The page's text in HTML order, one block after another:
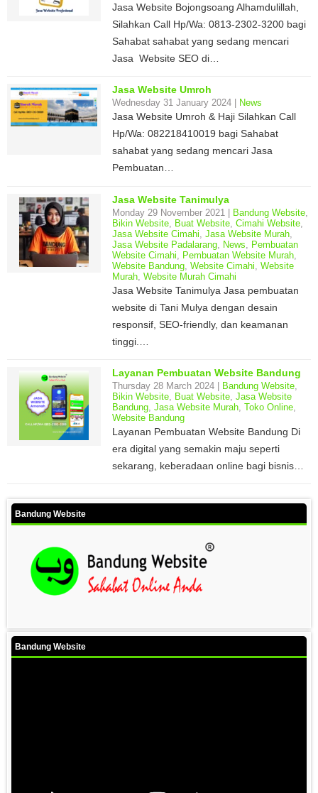
Jasa Website Bojongsoang Alhamdulillah,
Silahkan Call Hp/Wa: 0813-2302-3200 bagi
Sahabat sahabat yang sedang mencari
Jasa Website SEO di…
Jasa Website Umroh
Wednesday 31 January 2024 | News
Jasa Website Umroh & Haji Silahkan Call
Hp/Wa: 082218410019 bagi Sahabat
sahabat yang sedang mencari Jasa
Pembuatan…
Jasa Website Tanimulya
Monday 29 November 2021 | Bandung Website,
Bikin Website, Buat Website, Cimahi Website,
Jasa Website Cimahi, Jasa Website Murah,
Jasa Website Padalarang, News, Pembuatan
Website Cimahi, Pembuatan Website Murah,
Website Bandung, Website Cimahi, Website
Murah, Website Murah Cimahi
Jasa Website Tanimulya Jasa pembuatan
website di Tani Mulya dengan desain
responsif, SEO-friendly, dan keamanan
tinggi.…
Layanan Pembuatan Website Bandung
Thursday 28 March 2024 | Bandung Website,
Bikin Website, Buat Website, Jasa Website
Bandung, Jasa Website Murah, Toko Online,
Website Bandung
Layanan Pembuatan Website Bandung Di
era digital yang semakin maju seperti
sekarang, keberadaan online bagi bisnis…
Bandung Website
Bandung Website